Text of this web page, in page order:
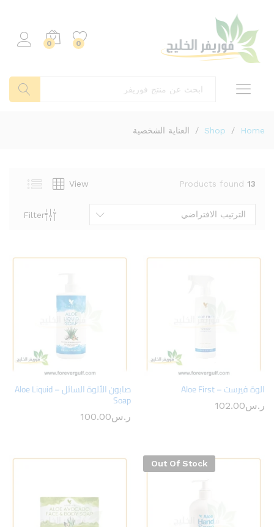
0
0
Home
/
Shop
/ العناية الشخصية
13
Products found
View
Filter الترتيب الافتراضي
الوة فيرست – Aloe First
ر.س102.00
صابون الألوة السائل – Aloe Liquid
Soap
ر.س100.00
Out Of Stock